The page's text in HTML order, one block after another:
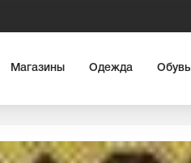
Магазины Одежда Обувь